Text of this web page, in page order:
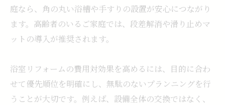
庭なら、角の丸い浴槽や手すりの設置が安心につながり
ます。高齢者のいるご家庭では、段差解消や滑り止めマ
ットの導入が推奨されます。
浴室リフォームの費用対効果を高めるには、目的に合わ
せて優先順位を明確にし、無駄のないプランニングを行
うことが大切です。例えば、設備全体の交換ではなく、